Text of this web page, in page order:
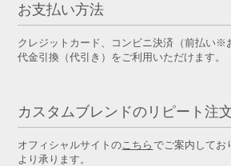
お支払い方法
クレジットカード、コンビニ決済（前払い※
代金引換（代引き）をご利用いただけます。
カスタムブレンドのリピート注
オフィシャルサイトの こちら でご案内してお
より承ります。